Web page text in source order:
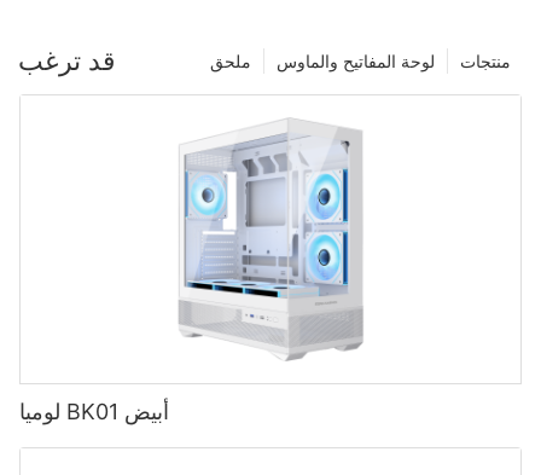
قد ترغب منتجات لوحة المفاتيح والماوس ملحق
لوميا BK01 أبيض